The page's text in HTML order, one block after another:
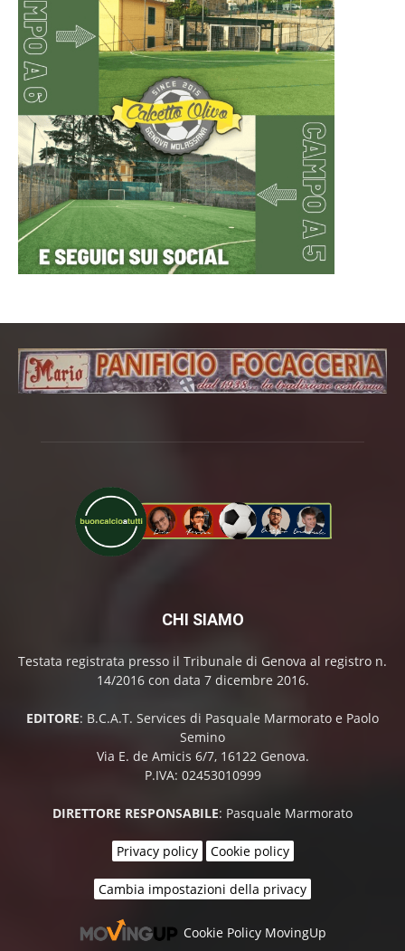
CHI SIAMO
Testata registrata presso il Tribunale di Genova al registro n.
14/2016 con data 7 dicembre 2016.
EDITORE: B.C.A.T. Services di Pasquale Marmorato e Paolo
Semino
Via E. de Amicis 6/7, 16122 Genova.
P.IVA: 02453010999
DIRETTORE RESPONSABILE: Pasquale Marmorato
Privacy policy Cookie policy
Cambia impostazioni della privacy
Cookie Policy MovingUp